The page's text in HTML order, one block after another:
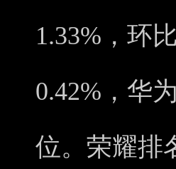
1.33%，环
0.42%，华
位。荣耀排